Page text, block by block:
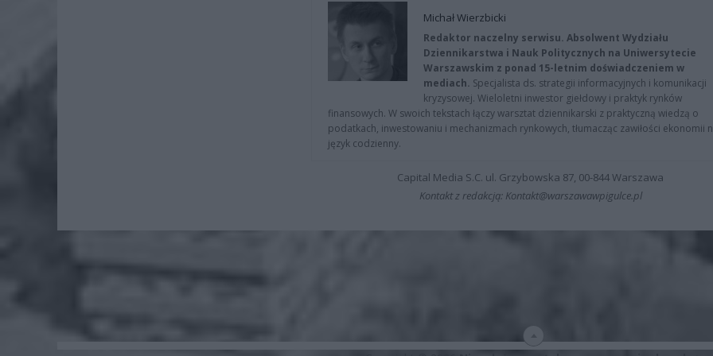
Michał Wierzbicki
Redaktor naczelny serwisu. Absolwent Wydziału
Dziennikarstwa i Nauk Politycznych na Uniwersytecie
Warszawskim z ponad 15-letnim doświadczeniem w
mediach. Specjalista ds. strategii informacyjnych i komunikacji
kryzysowej. Wieloletni inwestor giełdowy i praktyk rynków
finansowych. W swoich tekstach łączy warsztat dziennikarski z praktyczną wiedzą o
podatkach, inwestowaniu i mechanizmach rynkowych, tłumacząc zawiłości ekonomii
język codzienny.
Capital Media S.C. ul. Grzybowska 87, 00-844 Warszawa
Kontakt z redakcją: Kontakt@warszawawpigulce.pl